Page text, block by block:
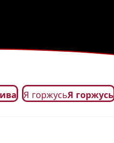
Я горжусьЯ горжусь